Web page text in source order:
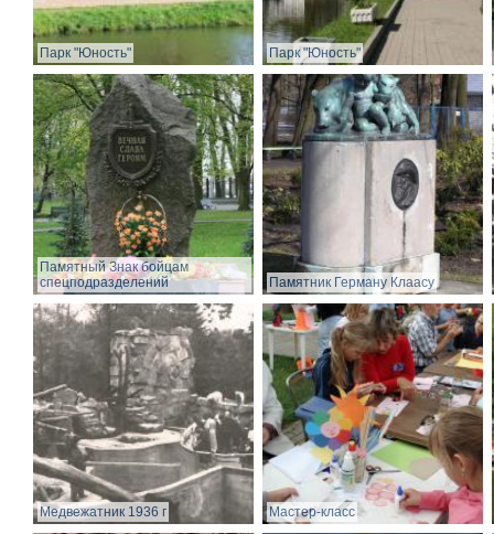
Парк "Юность" Парк "Юность"
Памятный Знак бойцам
спецподразделений
Памятник Герману Клаасу
Медвежатник 1936 г Мастер-класс